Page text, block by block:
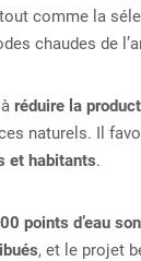
comme la
chaudes de
réduire la
naturels. Il
et habitants.
points d’eau
, et le projet